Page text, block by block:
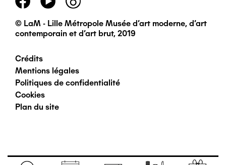
principal
© LaM - Lille Métropole Musée d'art moderne, d'art
contemporain et d'art brut, 2019
Pied
de
page
Crédits
Mentions légales
Politiques de confidentialité
Cookies
Plan du site